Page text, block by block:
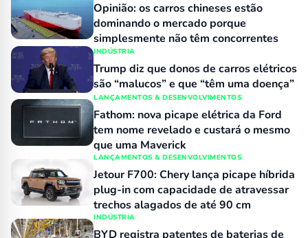
Opinião: os carros chineses estão
dominando o mercado porque
simplesmente não têm concorrentes
INDÚSTRIA
Trump diz que donos de carros elétricos
são “malucos” e que “têm uma doença”
LANÇAMENTOS & DESENVOLVIMENTOS
Fathom: nova picape elétrica da Ford
tem nome revelado e custará o mesmo
que uma Maverick
LANÇAMENTOS & DESENVOLVIMENTOS
Jetour F700: Chery lança picape híbrida
plug-in com capacidade de atravessar
trechos alagados de até 90 cm
INDÚSTRIA
BYD registra patentes de baterias de